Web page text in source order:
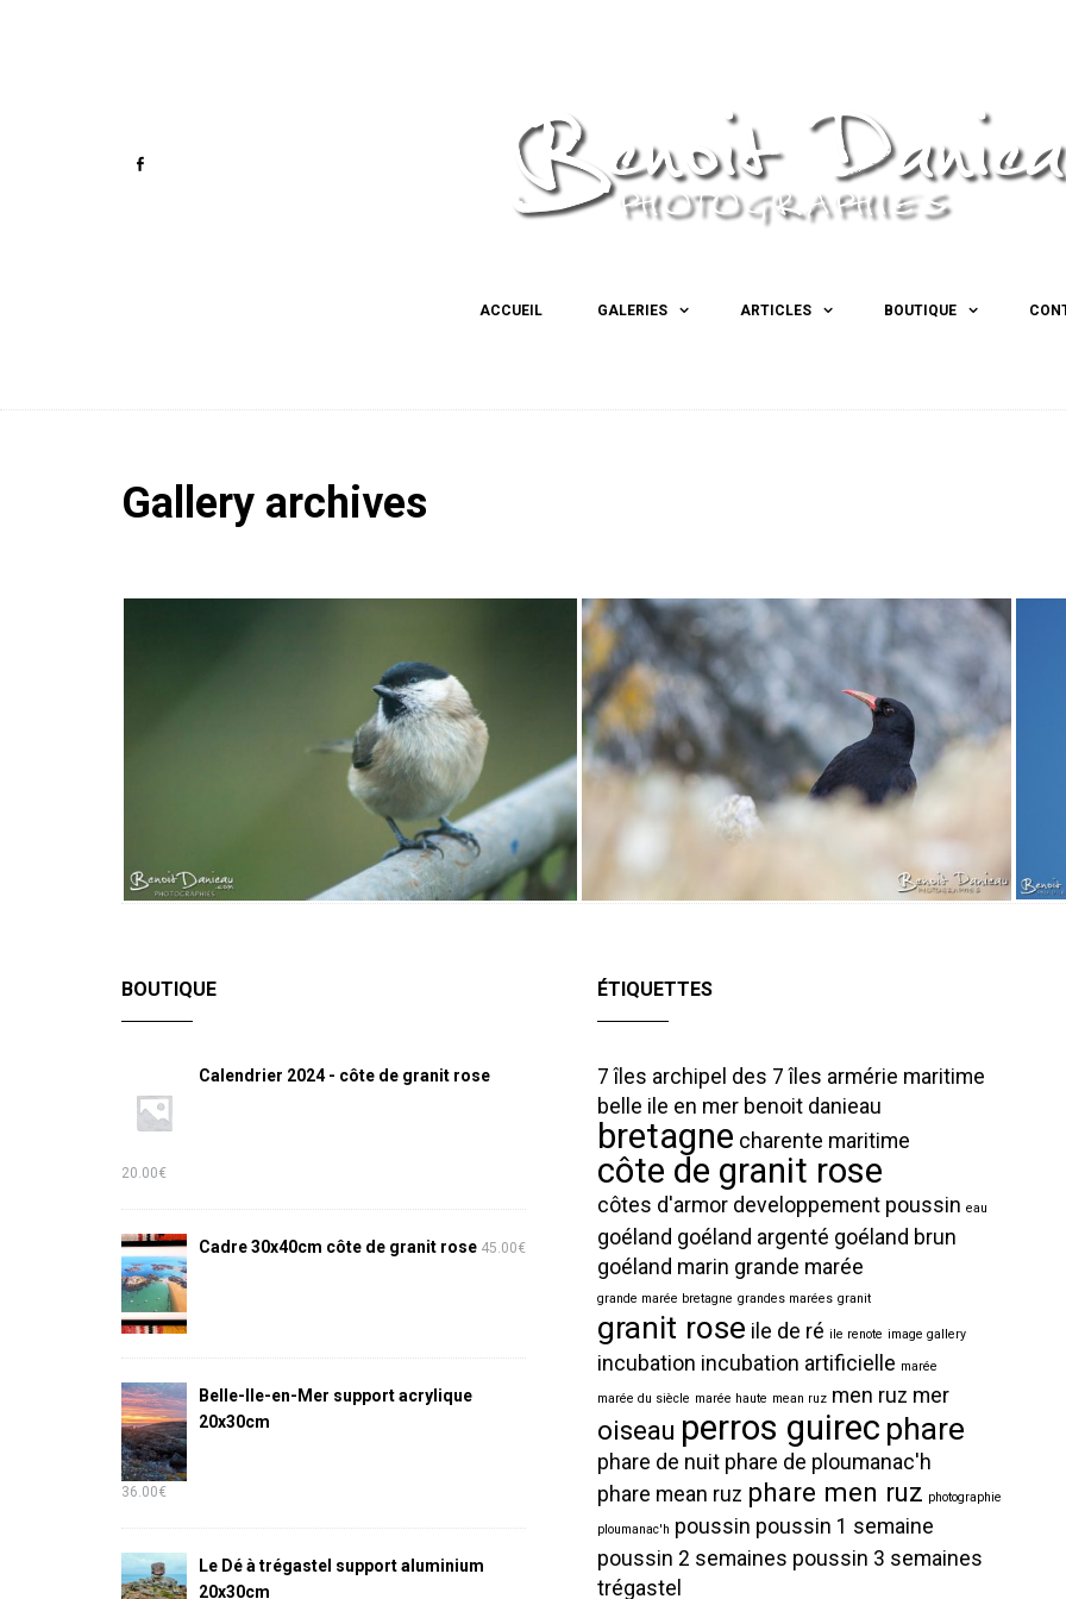
ACCUEIL GALERIES ARTICLES BOUTIQUE
Gallery archives
BOUTIQUE
Calendrier 2024 - côte de granit rose
20.00€
Cadre 30x40cm côte de granit rose 45.00€
Belle-Ile-en-Mer support acrylique
20x30cm
36.00€
Le Dé à trégastel support aluminium
20x30cm
ÉTIQUETTES
7 îles archipel des 7 îles armérie maritime
belle ile en mer benoit danieau
bretagne charente maritime
côte de granit rose
côtes d'armor developpement poussin eau
goéland goéland argenté goéland brun
goéland marin grande marée
grande marée bretagne grandes marées granit
granit rose ile de ré ile renote image gallery
incubation incubation artificielle marée
marée du siècle marée haute mean ruz men ruz mer
oiseau perros guirec phare
phare de nuit phare de ploumanac'h
phare mean ruz phare men ruz photographie
ploumanac'h poussin poussin 1 semaine
poussin 2 semaines poussin 3 semaines
trégastel